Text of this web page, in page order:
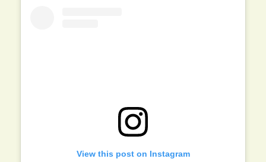
View this post on Instagram